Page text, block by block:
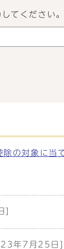
てください。
の対象に当
]
年7月25日]